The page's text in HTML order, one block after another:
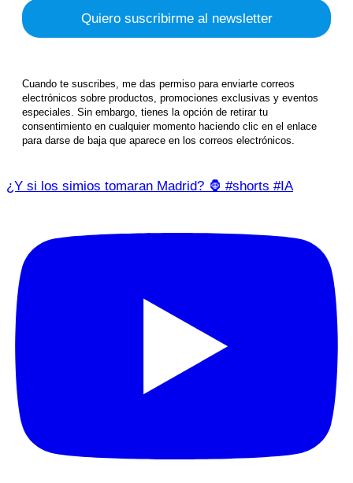
Cuando te suscribes, me das permiso para enviarte correos
electrónicos sobre productos, promociones exclusivas y eventos
especiales. Sin embargo, tienes la opción de retirar tu
consentimiento en cualquier momento haciendo clic en el enlace
para darse de baja que aparece en los correos electrónicos.
¿Y si los simios tomaran Madrid? 🦍 #shorts #IA